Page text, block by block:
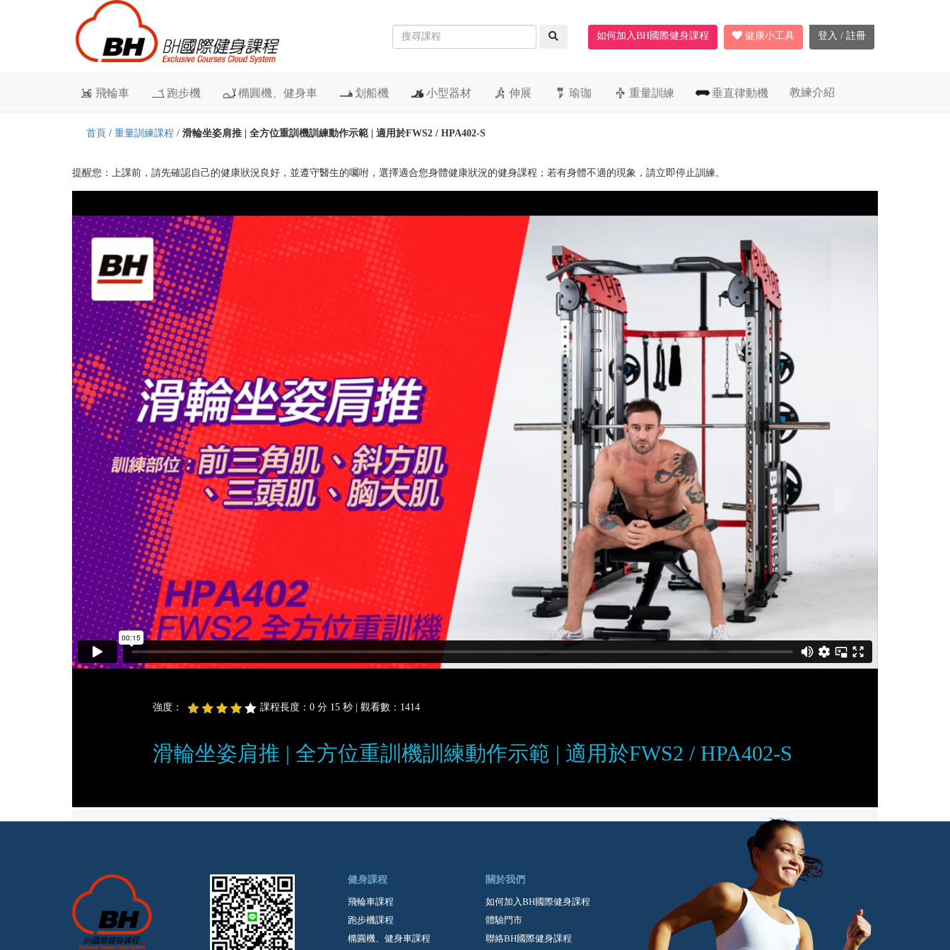
如何加入BH國際健身課程 健康小工具 登入 / 註冊
飛輪車 跑步機 橢圓機、健身車 划船機 小型器材 伸展 瑜珈 重量訓練 垂直律動機 教練介紹
首頁 / 重量訓練課程 / 滑輪坐姿肩推 | 全方位重訓機訓練動作示範 | 適用於FWS2 / HPA402-S
提醒您：上課前，請先確認自己的健康狀況良好，並遵守醫生的囑咐，選擇適合您身體健康狀況的健身課程；若有身體不適的現象，請立即停止訓練。
強度： 課程長度：0 分 15 秒 | 觀看數：1414
滑輪坐姿肩推 | 全方位重訓機訓練動作示範 | 適用於FWS2 / HPA402-S
健身課程
飛輪車課程
跑步機課程
橢圓機、健身車課程
關於我們
如何加入BH國際健身課程
體驗門市
聯絡BH國際健身課程